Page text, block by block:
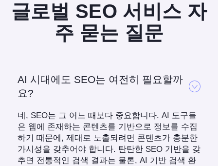
글로벌 SEO 서비스 자
주 묻는 질문
AI 시대에도 SEO는 여전히 필요할까
요?
네, SEO는 그 어느 때보다 중요합니다. AI 도구들
은 웹에 존재하는 콘텐츠를 기반으로 정보를 수집
하기 때문에, 제대로 노출되려면 콘텐츠가 충분한
가시성을 갖추어야 합니다. 탄탄한 SEO 기반을 갖
추면 전통적인 검색 결과는 물론, AI 기반 검색 환